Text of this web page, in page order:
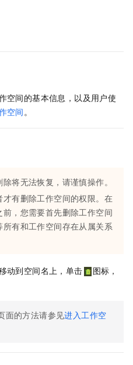
空间的基本信息，以及用户使
空间。
将无法恢复，请谨慎操作。
才有删除工作空间的权限。在
，您需要首先删除工作空间
有和工作空间存在从属关系
动到空间名上，单击
图标，
面的方法请参见进入工作空